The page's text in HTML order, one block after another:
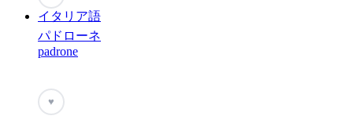
イタリア語
パドローネ
padrone
♥